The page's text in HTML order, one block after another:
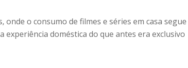
onde o consumo de filmes e séries em casa segue
experiência doméstica do que antes era exclusivo